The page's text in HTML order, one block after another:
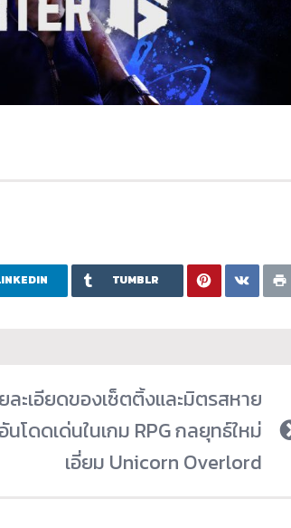
TUMBLR
ละเอียดของเซ็ตติ้งและมิตรสหาย
อันโดดเด่นในเกม RPG กลยุทธ์ใหม่
เอี่ยม Unicorn Overlord